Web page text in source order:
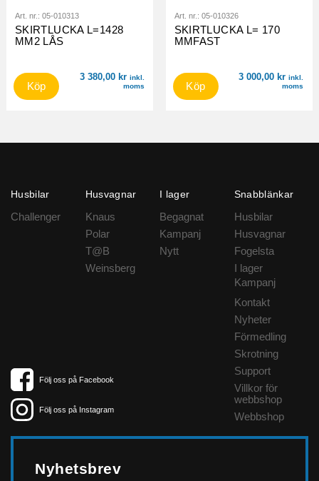
Art. nr.: 05-010313
SKIRTLUCKA L=1428
MM2 LÅS
3 380,00 kr inkl.
moms
Köp
Art. nr.: 05-010326
SKIRTLUCKA L= 170
MMFAST
3 000,00 kr inkl.
moms
Köp
Husbilar
Challenger
Husvagnar
Knaus
Polar
T@B
Weinsberg
I lager
Begagnat
Kampanj
Nytt
Snabblänkar
Husbilar
Husvagnar
Fogelsta
I lager
Kampanj
Kontakt
Nyheter
Förmedling
Skrotning
Support
Villkor för
webbshop
Webbshop
Följ oss på Facebook
Följ oss på Instagram
Nyhetsbrev